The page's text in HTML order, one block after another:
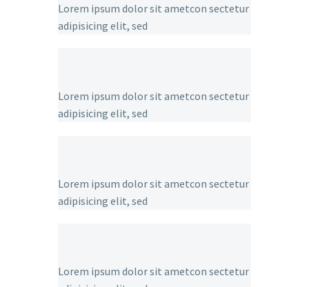
Lorem ipsum dolor sit ametcon sectetur
adipisicing elit, sed
Lorem ipsum dolor sit ametcon sectetur
adipisicing elit, sed
Lorem ipsum dolor sit ametcon sectetur
adipisicing elit, sed
Lorem ipsum dolor sit ametcon sectetur